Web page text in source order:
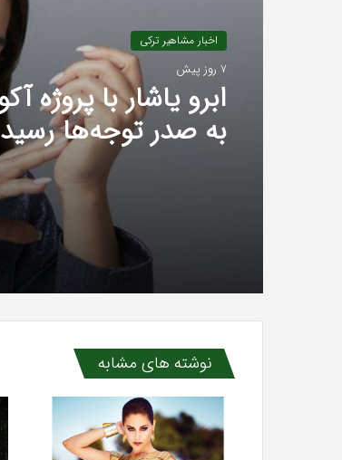
اخبار مشاهیر ترکی
7 روز پیش
به صدر توجه‌ها رسید
نوشته های مشابه